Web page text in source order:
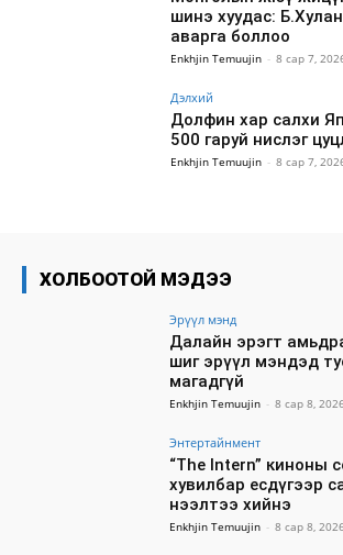
шинэ хуудас:
аварга боллоо
Enkhjin Temuujin - 8 сар 7,
Дэлхий
Долфин хар салхи
500 гаруй нислэг
Enkhjin Temuujin - 8 сар 7,
ХОЛБООТОЙ МЭДЭЭ
Эрүүл мэнд
Далайн эрэгт
шиг эрүүл мэндэд
магадгүй
Enkhjin Temuujin - 8 сар 8, 2026
Энтертайнмент
“The Intern” киноны
хувилбар есдүгээр
нээлтээ хийнэ
Enkhjin Temuujin - 8 сар 8, 2026